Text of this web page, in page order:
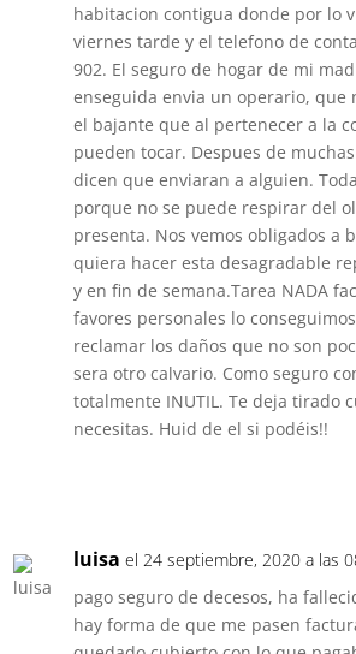
habitacion contigua donde por lo
viernes tarde y el telefono de
902. El seguro de hogar de mi
enseguida envia un operario, que
el bajante que al pertenecer a la
pueden tocar. Despues de
dicen que enviaran a alguien.
porque no se puede respirar del
presenta. Nos vemos obligados a
quiera hacer esta desagradable
y en fin de semana.Tarea NADA
favores personales lo
reclamar los daños que no son
sera otro calvario. Como seguro
totalmente INUTIL. Te deja tirado
necesitas. Huid de el si podéis!!
luisa el 24 septiembre, 2020 a las
pago seguro de decesos, ha
hay forma de que me pasen